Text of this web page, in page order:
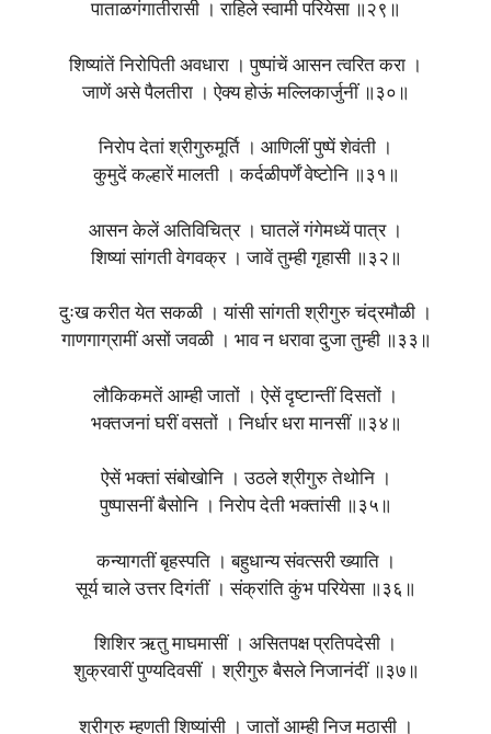
पाताळगंगातीरासी । राहिले स्वामी परियेसा ॥२९॥
शिष्यांतें निरोपिती अवधारा । पुष्पांचें आसन त्वरित करा ।
जाणें असे पैलतीरा । ऐक्य होऊं मल्लिकार्जुनीं ॥३०॥
निरोप देतां श्रीगुरुमूर्ति । आणिलीं पुष्पें शेवंती ।
कुमुदें कल्हारें मालती । कर्दळीपर्णें वेष्‍टोनि ॥३१॥
आसन केलें अतिविचित्र । घातलें गंगेमध्यें पात्र ।
शिष्यां सांगती वेगवक्र । जावें तुम्ही गृहासी ॥३२॥
दुःख करीत येत सकळी । यांसी सांगती श्रीगुरु चंद्रमौळी ।
गाणगाग्रामीं असों जवळी । भाव न धरावा दुजा तुम्ही ॥३३॥
लौकिकमतें आम्ही जातों । ऐसें दृष्‍टान्तीं दिसतों ।
भक्तजनां घरीं वसतों । निर्धार धरा मानसीं ॥३४॥
ऐसें भक्तां संबोखोनि । उठले श्रीगुरु तेथोनि ।
पुष्पासनीं बैसोनि । निरोप देती भक्तांसी ॥३५॥
कन्यागतीं बृहस्पति । बहुधान्य संवत्सरी ख्याति ।
सूर्य चाले उत्तर दिगंतीं । संक्रांति कुंभ परियेसा ॥३६॥
शिशिर ऋतु माघमासीं । असितपक्ष प्रतिपदेसी ।
शुक्रवारीं पुण्यदिवसीं । श्रीगुरु बैसले निजानंदीं ॥३७॥
श्रीगुरु म्हणती शिष्यांसी । जातों आम्ही निज मठासी ।